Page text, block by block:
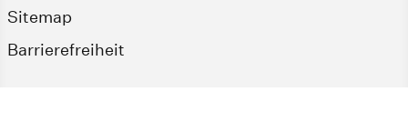
Sitemap
Barrierefreiheit